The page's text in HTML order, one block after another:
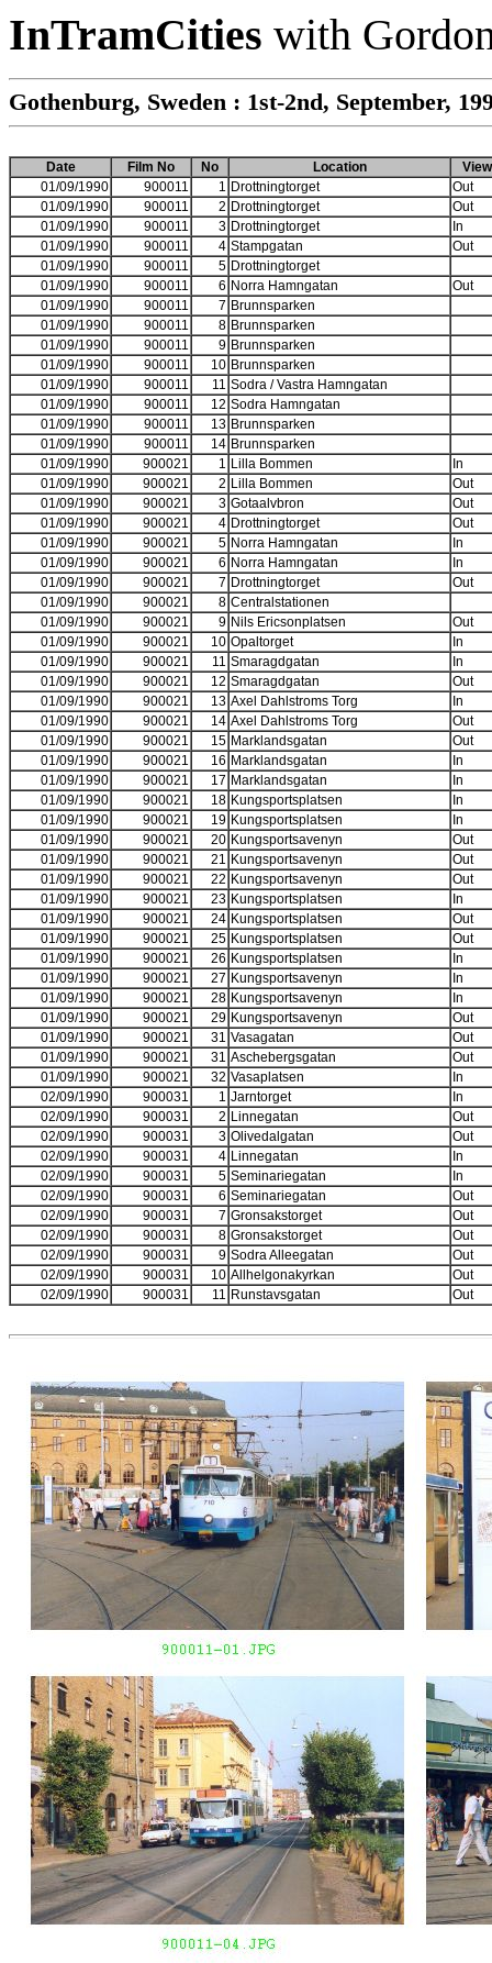
InTramCities with
Gothenburg, Sweden : 1st-2nd, September,
Date Film No No Location
View
01/09/1990
900011 1 Drottningtorget
Out
01/09/1990
900011 2 Drottningtorget
Out
01/09/1990
900011 3 Drottningtorget
In
01/09/1990
900011 4 Stampgatan
Out
01/09/1990
900011 5 Drottningtorget
01/09/1990
900011 6 Norra Hamngatan
Out
01/09/1990
900011 7 Brunnsparken
01/09/1990
900011 8 Brunnsparken
01/09/1990
900011 9 Brunnsparken
01/09/1990
900011 10 Brunnsparken
01/09/1990
900011 11 Sodra / Vastra Hamngatan
01/09/1990
900011 12 Sodra Hamngatan
01/09/1990
900011 13 Brunnsparken
01/09/1990
900011 14 Brunnsparken
01/09/1990
900021 1 Lilla Bommen
In
01/09/1990
900021 2 Lilla Bommen
Out
01/09/1990
900021 3 Gotaalvbron
Out
01/09/1990
900021 4 Drottningtorget
Out
01/09/1990
900021 5 Norra Hamngatan
In
01/09/1990
900021 6 Norra Hamngatan
In
01/09/1990
900021 7 Drottningtorget
Out
01/09/1990
900021 8 Centralstationen
01/09/1990
900021 9 Nils Ericsonplatsen
Out
01/09/1990
900021 10 Opaltorget
In
01/09/1990
900021 11 Smaragdgatan
In
01/09/1990
900021 12 Smaragdgatan
Out
01/09/1990
900021 13 Axel Dahlstroms Torg
In
01/09/1990
900021 14 Axel Dahlstroms Torg
Out
01/09/1990
900021 15 Marklandsgatan
Out
01/09/1990
900021 16 Marklandsgatan
In
01/09/1990
900021 17 Marklandsgatan
In
01/09/1990
900021 18 Kungsportsplatsen
In
01/09/1990
900021 19 Kungsportsplatsen
In
01/09/1990
900021 20 Kungsportsavenyn
Out
01/09/1990
900021 21 Kungsportsavenyn
Out
01/09/1990
900021 22 Kungsportsavenyn
Out
01/09/1990
900021 23 Kungsportsplatsen
In
01/09/1990
900021 24 Kungsportsplatsen
Out
01/09/1990
900021 25 Kungsportsplatsen
Out
01/09/1990
900021 26 Kungsportsplatsen
In
01/09/1990
900021 27 Kungsportsavenyn
In
01/09/1990
900021 28 Kungsportsavenyn
In
01/09/1990
900021 29 Kungsportsavenyn
Out
01/09/1990
900021 31 Vasagatan
Out
01/09/1990
900021 31 Aschebergsgatan
Out
01/09/1990
900021 32 Vasaplatsen
In
02/09/1990
900031 1 Jarntorget
In
02/09/1990
900031 2 Linnegatan
Out
02/09/1990
900031 3 Olivedalgatan
Out
02/09/1990
900031 4 Linnegatan
In
02/09/1990
900031 5 Seminariegatan
In
02/09/1990
900031 6 Seminariegatan
Out
02/09/1990
900031 7 Gronsakstorget
Out
02/09/1990
900031 8 Gronsakstorget
Out
02/09/1990
900031 9 Sodra Alleegatan
Out
02/09/1990
900031 10 Allhelgonakyrkan
Out
02/09/1990
900031 11 Runstavsgatan Out